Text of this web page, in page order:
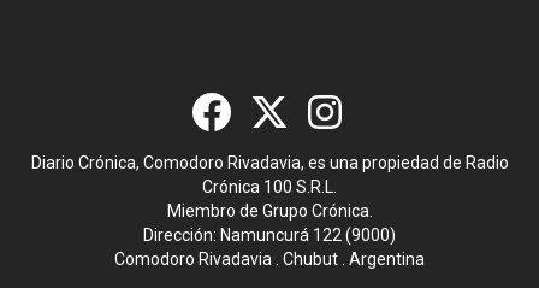
Diario Crónica, Comodoro Rivadavia, es una propiedad de Radio
Crónica 100 S.R.L.
Miembro de Grupo Crónica.
Dirección: Namuncurá 122 (9000)
Comodoro Rivadavia . Chubut . Argentina